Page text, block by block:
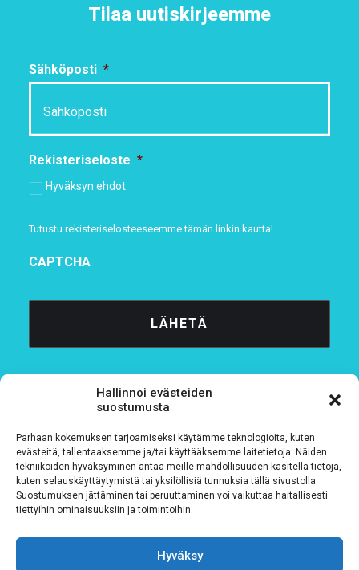
Hallinnoi evästeiden
suostumusta
Parhaan kokemuksen tarjoamiseksi käytämme teknologioita, kuten
evästeitä, tallentaaksemme ja/tai käyttääksemme laitetietoja. Näiden
tekniikoiden hyväksyminen antaa meille mahdollisuuden käsitellä tietoja,
kuten selauskäyttäytymistä tai yksilöllisiä tunnuksia tällä sivustolla.
Suostumuksen jättäminen tai peruuttaminen voi vaikuttaa haitallisesti
tiettyihin ominaisuuksiin ja toimintoihin.
Hyväksy
Tilaa uutiskirjeemme
Sähköposti *
Rekisteriseloste *
Hyväksyn ehdot
Tutustu rekisteriselosteeseemmetämän linkin kautta!
CAPTCHA
Tietosuojaseloste
Verkkolaskutustiedot